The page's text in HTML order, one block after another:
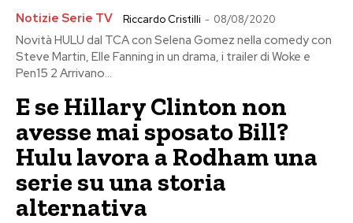
Notizie Serie TV Riccardo Cristilli - 08/08/2020
Novità HULU dal TCA con Selena Gomez nella comedy con
Steve Martin, Elle Fanning in un drama, i trailer di Woke e
Pen15 2 Arrivano...
E se Hillary Clinton non
avesse mai sposato Bill?
Hulu lavora a Rodham una
serie su una storia
alternativa